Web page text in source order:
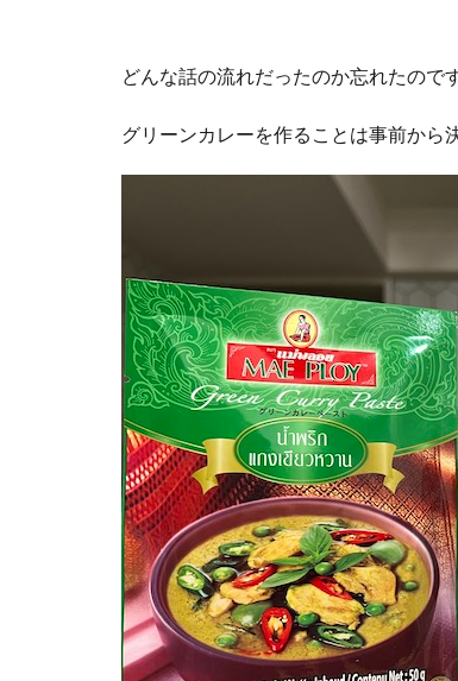
どんな話の流れだったのか忘れたので
グリーンカレーを作ることは事前から